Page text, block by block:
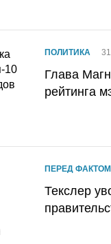
ПОЛИТИКА
Глава
рейтинга
ПЕРЕД ФАКТОМ
Текслер